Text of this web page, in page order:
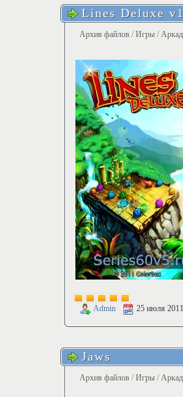
Lines Deluxe
Архив файлов /Игры /
Admin 25 июля 2011
Jaws
Архив файлов /Игры /